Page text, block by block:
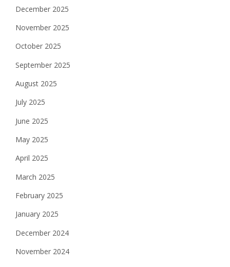
December 2025
November 2025
October 2025
September 2025
August 2025
July 2025
June 2025
May 2025
April 2025
March 2025
February 2025
January 2025
December 2024
November 2024